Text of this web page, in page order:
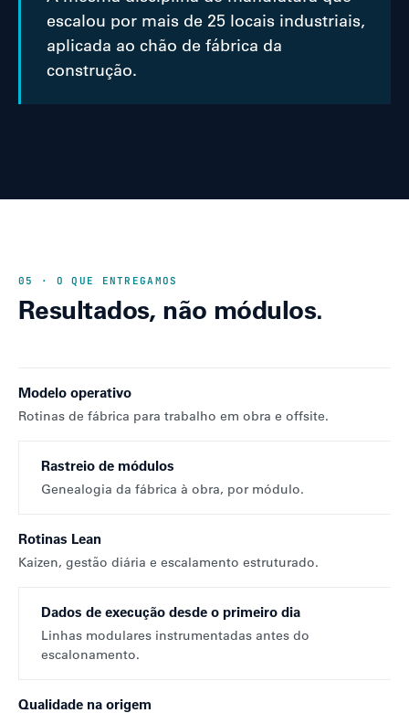
escalou por mais de 25 locais industriais,
aplicada ao chão de fábrica da
construção.
05 · O QUE ENTREGAMOS
Resultados, não módulos.
Modelo operativo
Rotinas de fábrica para trabalho em obra e offsite.
Rastreio de módulos
Genealogia da fábrica à obra, por módulo.
Rotinas Lean
Kaizen, gestão diária e escalamento estruturado.
Dados de execução desde o primeiro dia
Linhas modulares instrumentadas antes do
escalonamento.
Qualidade na origem